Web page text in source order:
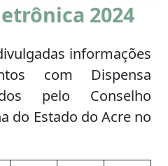
2024
informações
com Dispensa
pelo Conselho
do Estado do Acre no